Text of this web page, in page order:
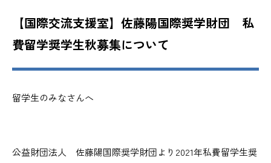
【国際交流支援室】佐藤陽国際奨学財団 私
費留学奨学生秋募集について
留学生のみなさんへ
公益財団法人 佐藤陽国際奨学財団より2021年私費留学生奨